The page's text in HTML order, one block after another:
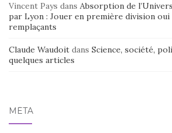
Vincent Pays dans Absorption de
par Lyon : Jouer en première division oui
remplaçants
Claude Waudoit dans Science, société,
quelques articles
MÉTA